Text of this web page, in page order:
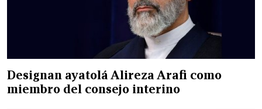
Designan ayatolá Alireza Arafi como
miembro del consejo interino